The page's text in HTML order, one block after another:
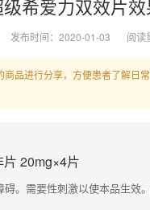
级希爱力双效片效
发布时间：2020-01-03 阅读
品进行分享，方便患者了解日
20mg×4片
。需要性刺激以使本品生效